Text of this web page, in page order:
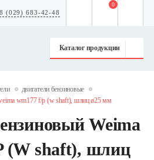
8 (029) 683-42-48
Каталог продукции
0
двигатели бензиновые
wm177 f/p (w shaft), шлиц ø25 мм
Weima
(W shaft), шлиц